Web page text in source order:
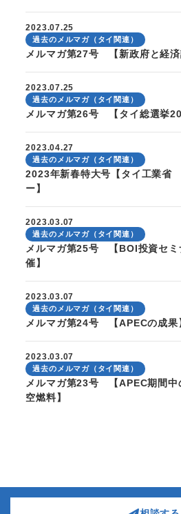
2023.07.25
過去のメルマガ（タイ関連）
メルマガ第27号 【新政府と経済
2023.07.25
過去のメルマガ（タイ関連）
メルマガ第26号 【タイ総選挙
2023.04.27
過去のメルマガ（タイ関連）
2023年新春特大号【タイ工業省
ー】
2023.03.07
過去のメルマガ（タイ関連）
メルマガ第25号 【BOI投資セ
催】
2023.03.07
過去のメルマガ（タイ関連）
メルマガ第24号 【APECの成果
2023.03.07
過去のメルマガ（タイ関連）
メルマガ第23号 【APEC期間
空燃料】